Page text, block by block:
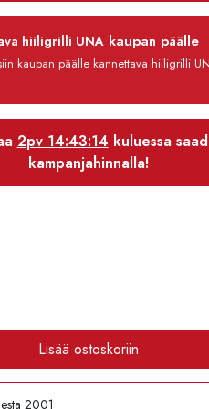
hiiligrilli UNAkaupan päälle
kaupan päälle kannettava hiiligrilli
2pv 14:43:14 kuluessa
kampanjahinnalla!
Lisää ostoskoriin
2001